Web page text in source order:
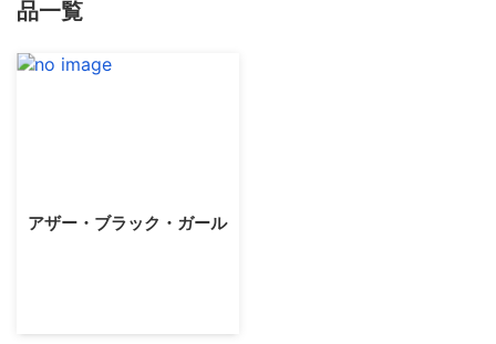
品一覧
アザー・ブラック・ガール